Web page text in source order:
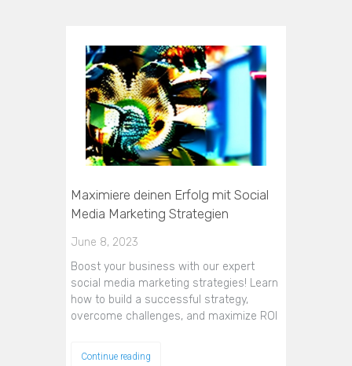
Maximiere deinen Erfolg mit Social
Media Marketing Strategien
June 8, 2023
Boost your business with our expert
social media marketing strategies! Learn
how to build a successful strategy,
overcome challenges, and maximize ROI
Continue reading